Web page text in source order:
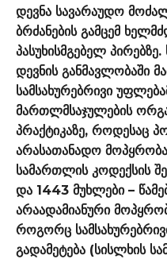
დევნა სავარაუდო
ბრძანების გამცემ
პასუხისმგებელ
დევნის განმავლობაში
სამსახურებრივი
მართლმსაჯულების
პრაქტიკაზე, როდესაც
არასათანადო
სამართლის კოდექსის
და 1443 მუხლები –
არაადამიანური
როგორც
გადამეტება (სისლხის